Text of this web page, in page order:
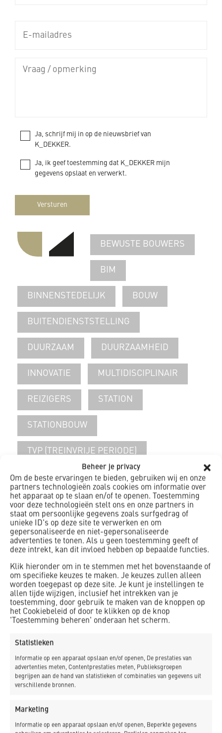
Beheer je privacy
Om de beste ervaringen te bieden, gebruiken wij en onze
partners technologieën zoals cookies om informatie over
het apparaat op te slaan en/of te openen. Toestemming
voor deze technologieën stelt ons en onze partners in
staat om persoonlijke gegevens zoals surfgedrag of
unieke ID's op deze site te verwerken en om
gepersonaliseerde en niet-gepersonaliseerde
advertenties te tonen. Als u geen toestemming geeft of
deze intrekt, kan dit invloed hebben op bepaalde functies.
Klik hieronder om in te stemmen met het bovenstaande of
om specifieke keuzes te maken. Je keuzes zullen alleen
worden toegepast op deze site. Je kunt je instellingen te
allen tijde wijzigen, inclusief het intrekken van je
toestemming, door gebruik te maken van de knoppen op
het Cookiebeleid of door te klikken op de knop
'Toestemming beheren' onderaan het scherm.
Statistieken
Informatie op een apparaat opslaan en/of openen, De prestaties van
advertenties meten, Contentprestaties meten, Publieksgroepen
begrijpen aan de hand van statistieken of combinaties van gegevens uit
verschillende bronnen.
Marketing
Informatie op een apparaat opslaan en/of openen, Beperkte gegevens
Ja, schrijf mij in op de nieuwsbrief van
K_DEKKER.
Ja, ik geef toestemming dat K_DEKKER mijn
gegevens opslaat en verwerkt.
Versturen
BEWUSTE BOUWERS
BIM
BINNENSTEDELIJK BOUW
BUITENDIENSTSTELLING
DUURZAAM DUURZAAMHEID
INNOVATIE MULTIDISCIPLINAIR
REIZIGERS STATION
STATIONBOUW
TVP (TREINVRIJE PERIODE)
UTILITEITSBOUW
Trainee Teun over zijn
ervaringen traineeship
Alkmaar
Deel dit bericht
Gepubliceerd op 18 september 2021
Na afronding van je opleiding het diepe in gegooid
verantwoordelijkheid genomen en laat in deze video
zien hoe enorm veel hij hiervan leert! Een flitsende